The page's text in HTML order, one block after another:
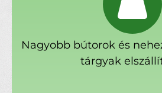
Nagyobb bútorok és
tárgyak